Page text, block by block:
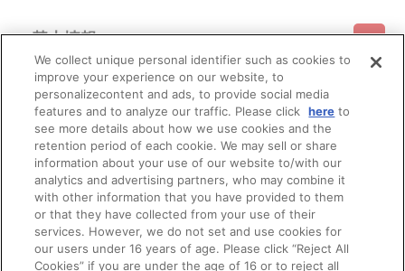
※決済方法「カード決済」を選択時は、2026年5月上旬頃に決済
処理を実施いたします。
2026年5月上旬以降は、ご注文日翌日に決済処理を実施いたし
ます。
※決済方法「コンビニ決済」「Pay-easy（ペイジー）」を選択時
は、2026年5月上旬頃にメールにてお支払方法をご案内させていた
だきます。
メールにてご案内させていただきましたお支払期日までに購
入・決済手続きが行われなかった場合は、キャンセル扱いとして手
続きをいたします。
いかなる理由でも、決済期間の延長は対応できかねます。
なお、2026年5月上旬以降は、以下の手順でもご確認いただけ
ます。
（１）A-on STOREにアクセスし、ログインします。
（２）「マイページ」の「ご注文履歴」を開きます。
基本情報
利用規約 特定商取引法に基づく表示 プライバシーポリシー
プライバシーオプション 会社概要
ご利用情報
ご利用ガイド サイトマップ お問い合わせ
Do Not Sell or Share My Personal Information
会員メニュー
ログイン 会員規約 新規会員登録
その他のご案内
公式X バンダイナムコフィルムワークス
We collect unique personal identifier such as cookies to
improve your experience on our website, to
personalizecontent and ads, to provide social media
features and to analyze our traffic. Please click here to
see more details about how we use cookies and the
retention period of each cookie. We may sell or share
information about your use of our website to/with our
analytics and advertising partners, who may combine it
with other information that you have provided to them
or that they have collected from your use of their
services. However, we do not set and use cookies for
our users under 16 years of age. Please click “Reject All
Cookies” if you are under the age of 16 or to reject all